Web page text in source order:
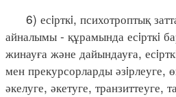
6) есiрткi, психотроптық
айналымы - құрамында есiрткi
жинауға және дайындауға,
мен прекурсорларды әзiрлеуге,
әкелуге, әкетуге, транзиттеуге,